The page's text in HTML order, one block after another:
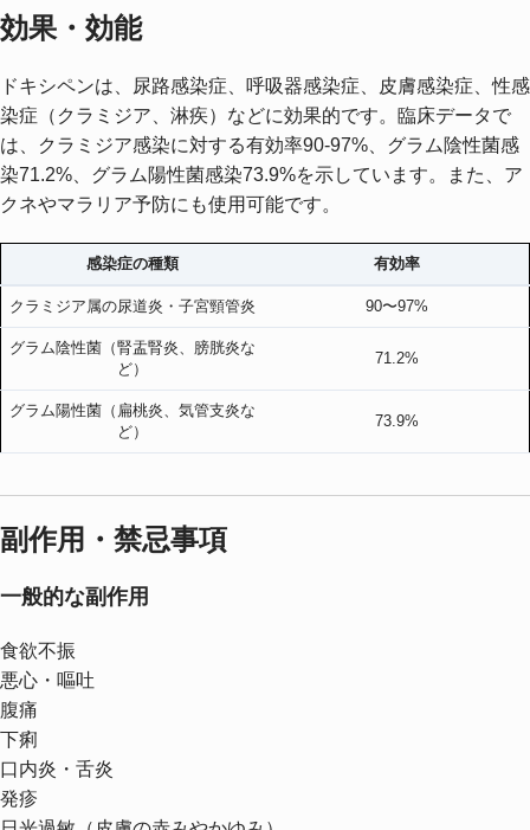
効果・効能
ドキシペンは、尿路感染症、呼吸器感染症、皮膚感染症、性感
染症（クラミジア、淋疾）などに効果的です。臨床データで
は、クラミジア感染に対する有効率90-97%、グラム陰性菌感
染71.2%、グラム陽性菌感染73.9%を示しています。また、ア
クネやマラリア予防にも使用可能です。
感染症の種類 有効率
クラミジア属の尿道炎・子宮頸管炎 90〜97%
グラム陰性菌（腎盂腎炎、膀胱炎な
ど）
71.2%
グラム陽性菌（扁桃炎、気管支炎な
ど）
73.9%
副作用・禁忌事項
一般的な副作用
食欲不振
悪心・嘔吐
腹痛
下痢
口内炎・舌炎
発疹